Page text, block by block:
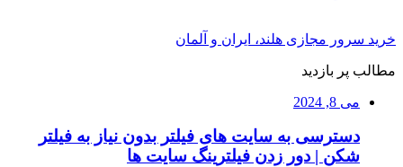
خرید سرور مجازی هلند، ایران و آلمان
مطالب پر بازدید
می 8, 2024
دسترسی به سایت های فیلتر بدون نیاز به فیلتر
شکن | دور زدن فیلترینگ سایت ها